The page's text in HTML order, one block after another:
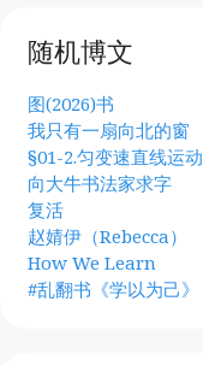
随机博文
图(2026)书
我只有一扇向北的窗
§01-2.匀变速直线运动
向大牛书法家求字
复活
赵婧伊（Rebecca）
How We Learn
#乱翻书《学以为己》